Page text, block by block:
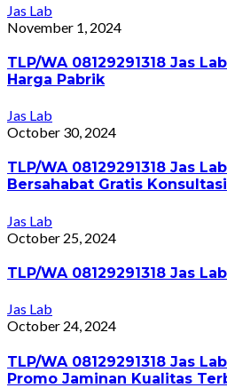
Jas Lab
November 1, 2024
TLP/WA 08129291318 Jas
Harga Pabrik
Jas Lab
October 30, 2024
TLP/WA 08129291318 Jas
Bersahabat Gratis Konsultasi
Jas Lab
October 25, 2024
TLP/WA 08129291318 Jas
Jas Lab
October 24, 2024
TLP/WA 08129291318 Jas
Promo Jaminan Kualitas